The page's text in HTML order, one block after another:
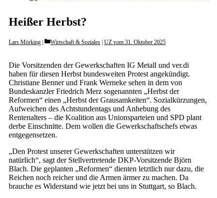
Heißer Herbst?
Lars Mörking Categories
Wirtschaft & Soziales UZ vom 31. Oktober 2025
Die Vorsitzenden der Gewerkschaften IG Metall und ver.di
haben für diesen Herbst bundesweiten Protest angekündigt.
Christiane Benner und Frank Werneke sehen in dem von
Bundeskanzler Friedrich Merz sogenannten „Herbst der
Reformen“ einen „Herbst der Grausamkeiten“. Sozialkürzungen,
Aufweichen des Achtstundentags und Anhebung des
Rentenalters – die Koalition aus Unionsparteien und SPD plant
derbe Einschnitte. Dem wollen die Gewerkschaftschefs etwas
entgegensetzen.
„Den Protest unserer Gewerkschaften unterstützen wir
natürlich“, sagt der Stellvertretende DKP-Vorsitzende Björn
Blach. Die geplanten „Reformen“ dienten letztlich nur dazu, die
Reichen noch reicher und die Armen ärmer zu machen. Da
brauche es Widerstand wie jetzt bei uns in Stuttgart, so Blach.